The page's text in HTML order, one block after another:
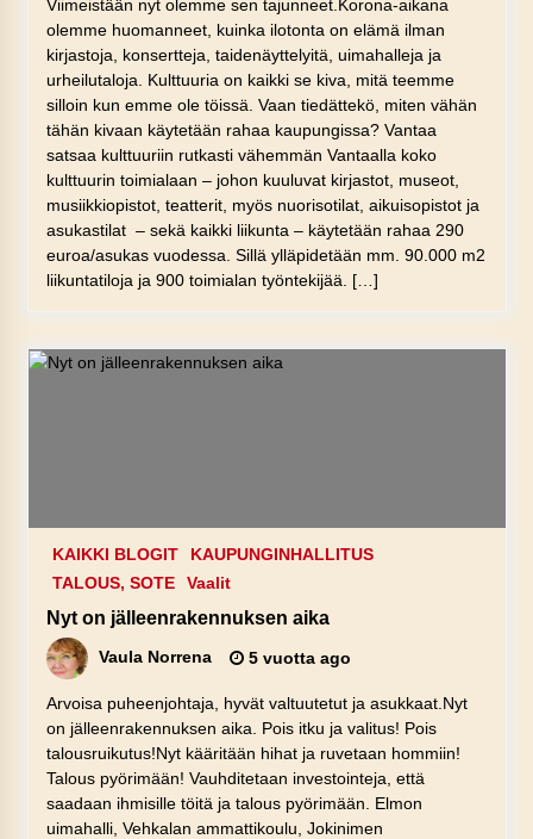
Viimeistään nyt olemme sen tajunneet.Korona-aikana
olemme huomanneet, kuinka ilotonta on elämä ilman
kirjastoja, konsertteja, taidenäyttelyitä, uimahalleja ja
urheilutaloja. Kulttuuria on kaikki se kiva, mitä teemme
silloin kun emme ole töissä. Vaan tiedättekö, miten vähän
tähän kivaan käytetään rahaa kaupungissa? Vantaa
satsaa kulttuuriin rutkasti vähemmän Vantaalla koko
kulttuurin toimialaan – johon kuuluvat kirjastot, museot,
musiikkiopistot, teatterit, myös nuorisotilat, aikuisopistot ja
asukastilat – sekä kaikki liikunta – käytetään rahaa 290
euroa/asukas vuodessa. Sillä ylläpidetään mm. 90.000 m2
liikuntatiloja ja 900 toimialan työntekijää. […]
KAIKKI BLOGIT
KAUPUNGINHALLITUS
TALOUS, SOTE
Vaalit
Nyt on jälleenrakennuksen aika
Vaula Norrena 5 vuotta ago
Arvoisa puheenjohtaja, hyvät valtuutetut ja asukkaat.Nyt
on jälleenrakennuksen aika. Pois itku ja valitus! Pois
talousruikutus!Nyt kääritään hihat ja ruvetaan hommiin!
Talous pyörimään! Vauhditetaan investointeja, että
saadaan ihmisille töitä ja talous pyörimään. Elmon
uimahalli, Vehkalan ammattikoulu, Jokinimen